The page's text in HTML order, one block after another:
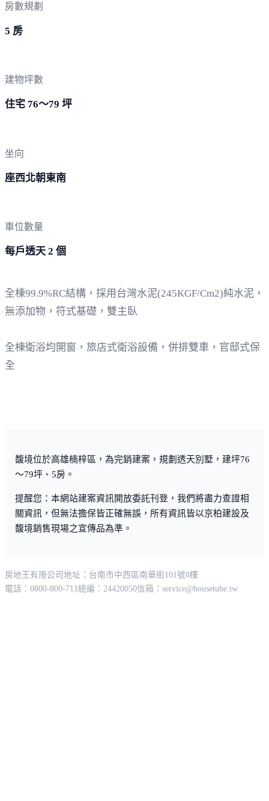
房數規劃
5 房
建物坪數
住宅 76～79 坪
坐向
座西北朝東南
車位數量
每戶透天 2 個
全棟99.9%RC結構，採用台灣水泥(245KGF/Cm2)純水泥，
無添加物，符式基礎，雙主臥
全棟衛浴均開窗，旅店式衛浴設備，併排雙車，官邸式保
全
馥境位於高雄楠梓區，為完銷建案，規劃透天別墅，建坪76
～79坪、5房。
提醒您：本網站建案資訊開放委託刊登，我們將盡力查證相
關資訊，但無法擔保皆正確無誤，所有資訊皆以京柏建設及
馥境銷售現場之宣傳品為準。
房地王有限公司 地址：台南市中西區南華街101號8樓
電話：0800-800-711統編：24420050信箱： service@housetube.tw